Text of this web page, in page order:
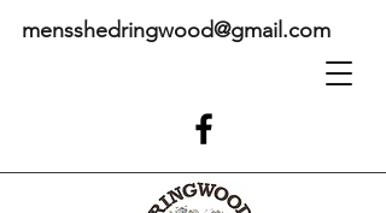
mensshedringwood@gmail.com